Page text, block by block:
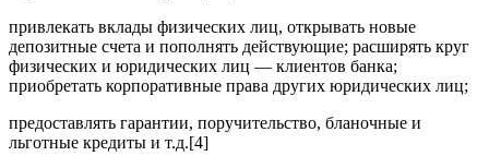
привлекать вклады физических лиц, открывать новые
депозитные счета и пополнять действующие; расширять круг
физических и юридических лиц — клиентов банка;
приобретать корпоративные права других юридических лиц;
предоставлять гарантии, поручительство, бланочные и
льготные кредиты и т.д.[4]